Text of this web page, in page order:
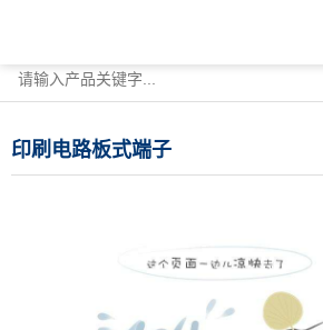
印刷电路板式端子